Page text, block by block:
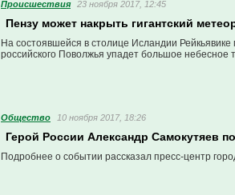
Проиcшествия 23 ноября 2017, 12:45
Пензу может накрыть гигантский
На состоявшейся в столице Исландии
российского Поволжья упадет большое небесное
Общество 10 ноября 2017, 18:26
Герой России Александр Самокутяев
Подробнее о событии рассказал пресс-центр